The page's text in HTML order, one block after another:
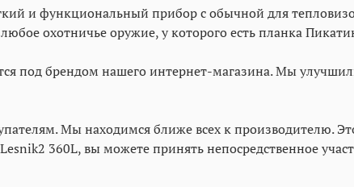
и функциональный прибор с обычной для
охотничье оружие, у которого есть планка
под брендом нашего интернет-магазина. Мы
Мы находимся ближе всех к производителю.
360L, вы можете принять непосредственное